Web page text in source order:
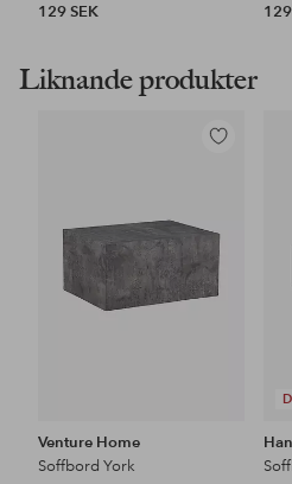
129 SEK
Liknande produkter
Lägg
Venture Home
Soffbord York